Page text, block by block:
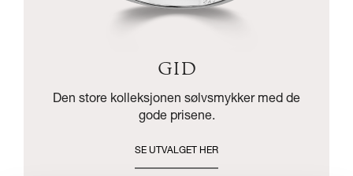
GID
Den store kolleksjonen sølvsmykker med de
gode prisene.
SE UTVALGET HER